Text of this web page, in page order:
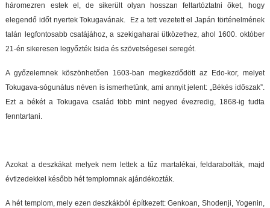
háromezren estek el, de sikerült olyan hosszan feltartóztatni őket, hogy
elegendő időt nyertek Tokugavának. Ez a tett vezetett el Japán történelmének
talán legfontosabb csatájához, a szekigaharai ütközethez, ahol 1600. október
21-én sikeresen legyőzték Isida és szövetségesei seregét.
A győzelemnek köszönhetően 1603-ban megkezdődött az Edo-kor, melyet
Tokugava-sógunátus néven is ismerhetünk, ami annyit jelent: „Békés időszak”.
Ezt a békét a Tokugava család több mint negyed évezredig, 1868-ig tudta
fenntartani.
Azokat a deszkákat melyek nem lettek a tűz martalékai, feldarabolták, majd
évtizedekkel később hét templomnak ajándékozták.
A hét templom, mely ezen deszkákból építkezett: Genkoan, Shodenji, Yogenin,